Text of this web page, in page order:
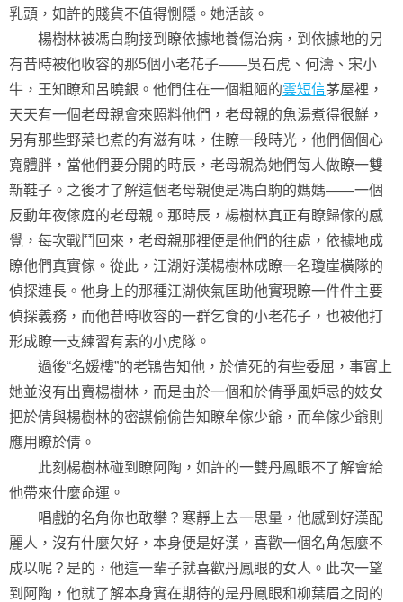
乳頭，如許的賤貨不值得惻隱。她活該。
楊樹林被馮白駒接到瞭依據地養傷治病，到依據地的另
有昔時被他收容的那5個小老花子——吳石虎、何濤、宋小
牛，王知瞭和呂曉銀。他們住在一個粗陋的雲短信茅屋裡，
天天有一個老母親會來照料他們，老母親的魚湯煮得很鮮，
另有那些野菜也煮的有滋有味，住瞭一段時光，他們個個心
寬體胖，當他們要分開的時辰，老母親為她們每人做瞭一雙
新鞋子。之後才了解這個老母親便是馮白駒的媽媽——一個
反動年夜傢庭的老母親。那時辰，楊樹林真正有瞭歸傢的感
覺，每次戰鬥回來，老母親那裡便是他們的往處，依據地成
瞭他們真實傢。從此，江湖好漢楊樹林成瞭一名瓊崖橫隊的
偵探連長。他身上的那種江湖俠氣匡助他實現瞭一件件主要
偵探義務，而他昔時收容的一群乞食的小老花子，也被他打
形成瞭一支練習有素的小虎隊。
過後“名媛樓”的老鴇告知他，於倩死的有些委屈，事實上
她並沒有出賣楊樹林，而是由於一個和於倩爭風妒忌的妓女
把於倩與楊樹林的密謀偷偷告知瞭牟傢少爺，而牟傢少爺則
應用瞭於倩。
此刻楊樹林碰到瞭阿陶，如許的一雙丹鳳眼不了解會給
他帶來什麼命運。
唱戲的名角你也敢攀？寒靜上去一思量，他感到好漢配
麗人，沒有什麼欠好，本身便是好漢，喜歡一個名角怎麼不
成以呢？是的，他這一輩子就喜歡丹鳳眼的女人。此次一望
到阿陶，他就了解本身實在期待的是丹鳳眼和柳葉眉之間的